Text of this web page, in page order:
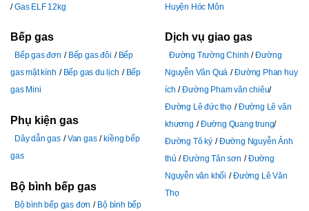
Gas ELF 12kg
Bếp gas
Bếp gas đơn Bếp gas đôi
Bếp
gas mặt kính
Bếp gas du lịch
Bếp
gas Mini
Phụ kiện gas
Dây dẫn gas Van gas
kiềng bếp
gas
Bộ bình bếp gas
Bộ bình bếp gas đơn
Bộ bình bếp
Huyện Hóc Môn
Dịch vụ giao gas
Đường Trường Chinh
Đường
Nguyễn Văn Quá
Đường Phan huy
ích
Đường Pham văn chiêu
Đường Lê đức thọ
Đường Lê văn
khương
Đường Quang trung
Đường Tô ký
Đường Nguyễn Ảnh
thủ
Đường Tân sơn
Đường
Nguyễn văn khối
Đường Lê Văn
Thọ